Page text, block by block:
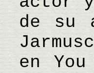
de su
en